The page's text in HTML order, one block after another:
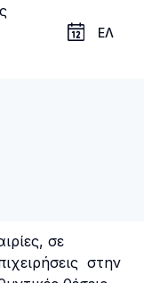
ΕΛ
σε
στην